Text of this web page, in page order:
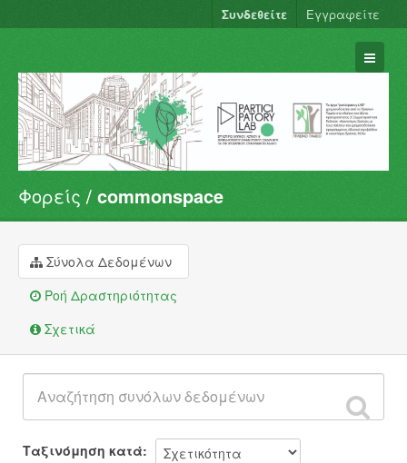
Συνδεθείτε Εγγραφείτε
Σύνολα Δεδομένων
Φορείς
Ομάδες
Σχετικά
Φορείς commonspace
Σύνολα Δεδομένων
Ροή Δραστηριότητας
Σχετικά
Ταξινόμηση κατά